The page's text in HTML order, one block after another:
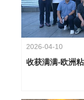
2026-04-10
收获满满-欧洲